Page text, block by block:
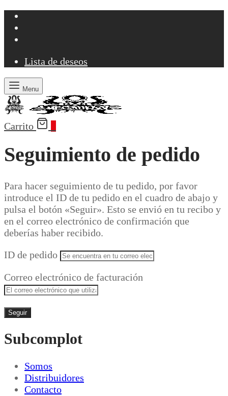
Lista de deseos
Menu
Carrito
Seguimiento de pedido
Para hacer seguimiento de tu pedido, por favor
introduce el ID de tu pedido en el cuadro de abajo y
pulsa el botón «Seguir». Esto se envió en tu recibo y
en el correo electrónico de confirmación que
deberías haber recibido.
ID de pedido
Correo electrónico de facturación
Seguir
Subcomplot
Somos
Distribuidores
Contacto